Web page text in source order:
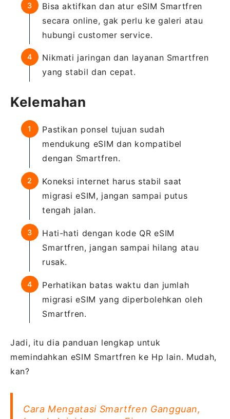
Bisa aktifkan dan atur eSIM Smartfren
secara online, gak perlu ke galeri atau
hubungi customer service.
Nikmati jaringan dan layanan Smartfren
yang stabil dan cepat.
Kelemahan
Pastikan ponsel tujuan sudah
mendukung eSIM dan kompatibel
dengan Smartfren.
Koneksi internet harus stabil saat
migrasi eSIM, jangan sampai putus
tengah jalan.
Hati-hati dengan kode QR eSIM
Smartfren, jangan sampai hilang atau
rusak.
Perhatikan batas waktu dan jumlah
migrasi eSIM yang diperbolehkan oleh
Smartfren.
Jadi, itu dia panduan lengkap untuk
memindahkan eSIM Smartfren ke Hp lain. Mudah,
kan?
Cara Mengatasi Smartfren Gangguan,